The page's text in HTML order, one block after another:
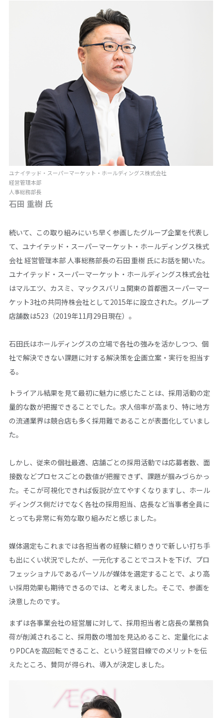
ユナイテッド・スーパーマーケット・ホールディングス株式会社
経営管理本部
人事総務部長
石田 重樹 氏
続いて、この取り組みにいち早く参画したグループ企業を代表し
て、ユナイテッド・スーパーマーケット・ホールディングス株式
会社 経営管理本部 人事総務部長の石田 重樹 氏にお話を聞いた。
ユナイテッド・スーパーマーケット・ホールディングス株式会社
はマルエツ、カスミ、マックスバリュ関東の首都圏スーパーマー
ケット3社の共同持株会社として2015年に設立された。グループ
店舗数は523（2019年11月29日現在）。
石田氏はホールディングスの立場で各社の強みを活かしつつ、個
社で解決できない課題に対する解決策を企画立案・実行を担当す
る。
トライアル結果を見て最初に魅力に感じたことは、採用活動の定
量的な数が把握できることでした。求人倍率が高まり、特に地方
の流通業界は競合店も多く採用難であることが表面化していまし
た。
しかし、従来の個社最適、店舗ごとの採用活動では応募者数、面
接数などプロセスごとの数値が把握できず、課題が掴みづらかっ
た。そこが可視化できれば仮説が立てやすくなりますし、ホール
ディングス側だけでなく各社の採用担当、店長など当事者全員に
とっても非常に有効な取り組みだと感じました。
媒体選定もこれまでは各担当者の経験に頼りきりで新しい打ち手
も出にくい状況でしたが、一元化することでコストを下げ、プロ
フェッショナルであるパーソルが媒体を選定することで、より高
い採用効果も期待できるのでは、と考えました。そこで、参画を
決意したのです。
まずは各事業会社の経営層に対して、採用担当者と店長の業務負
荷が削減されること、採用数の増加を見込めること、定量化によ
りPDCAを高回転できること、という経営目線でのメリットを伝
えたところ、賛同が得られ、導入が決定しました。